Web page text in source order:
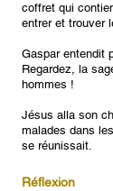
coffret qui
entrer et trouver
Gaspar entendit
Regardez, la
hommes !
Jésus alla son
malades dans
se réunissait.
Réflexion